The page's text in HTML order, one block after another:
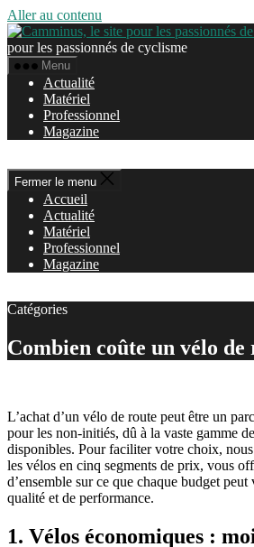
Aller au contenu
pour les passionnés de cyclisme
Menu
Actualité
Matériel
Professionnel
Magazine
Fermer le menu
Accueil
Actualité
Matériel
Professionnel
Magazine
Catégories
Combien coûte un vélo de
L’achat d’un vélo de route peut être un
pour les non-initiés, dû à la vaste gamme
disponibles. Pour faciliter votre choix,
les vélos en cinq segments de prix, vous
d’ensemble sur ce que chaque budget
qualité et de performance.
1. Vélos économiques :